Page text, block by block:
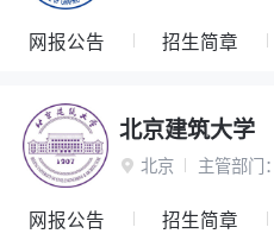
网报公告 招生简章
北京建筑大学
 北京 主管部门：
网报公告 招生简章